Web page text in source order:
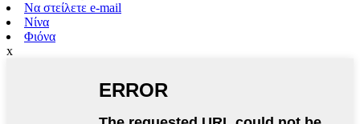
Να στείλετε e-mail
Νίνα
Φιόνα
x